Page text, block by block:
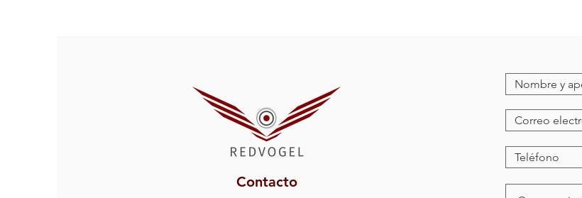
Contacto